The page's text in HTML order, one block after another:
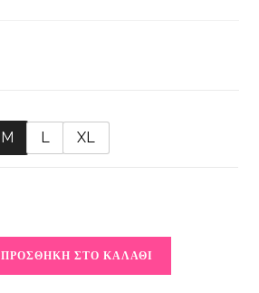
M L XL
ΠΡΟΣΘΉΚΗ ΣΤΟ ΚΑΛΆΘΙ